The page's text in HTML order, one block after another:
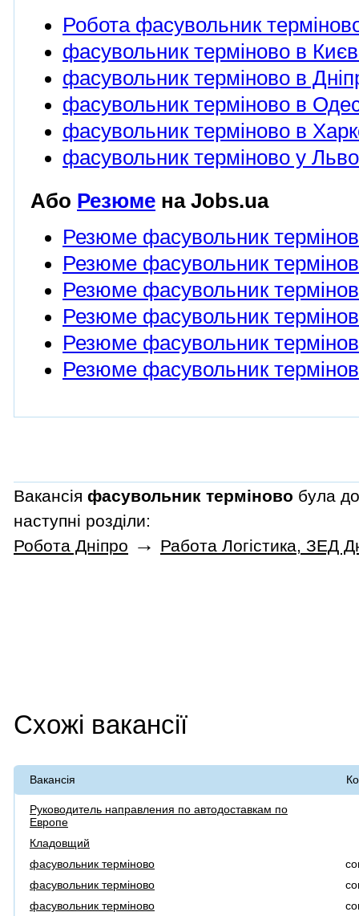
Робота фасувольник
фасувольник терміново в
фасувольник терміново в
фасувольник терміново в
фасувольник терміново в
фасувольник терміново у
Або Резюме на Jobs.ua
Резюме фасувольник
Резюме фасувольник
Резюме фасувольник
Резюме фасувольник
Резюме фасувольник
Резюме фасувольник
Вакансія фасувольник терміново була
наступні розділи:
Робота Дніпро → Работа Логістика, ЗЕД
Схожі вакансії
Вакансія
Руководитель направления по автодоставкам по
Европе
Кладовщий
фасувольник терміново
фасувольник терміново
фасувольник терміново